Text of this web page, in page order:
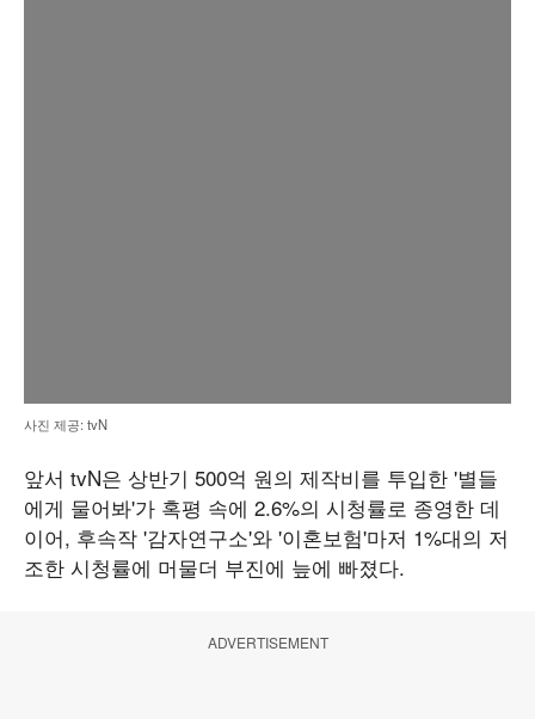
사진 제공: tvN
앞서 tvN은 상반기 500억 원의 제작비를 투입한 '별들
에게 물어봐'가 혹평 속에 2.6%의 시청률로 종영한 데
이어, 후속작 '감자연구소'와 '이혼보험'마저 1%대의 저
조한 시청률에 머물더 부진에 늪에 빠졌다.
ADVERTISEMENT